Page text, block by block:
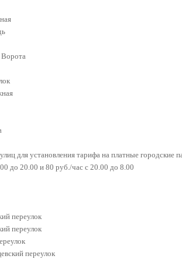
Ворота
для установления тарифа на платные городские
до 20.00 и 80 руб./час с 20.00 до 8.00
переулок
переулок
переулок